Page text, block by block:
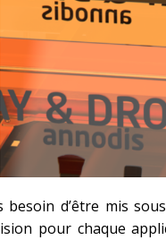
besoin d’être mis
pour chaque